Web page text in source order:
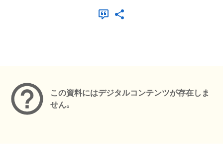
この資料にはデジタルコンテンツが存在しま
せん。